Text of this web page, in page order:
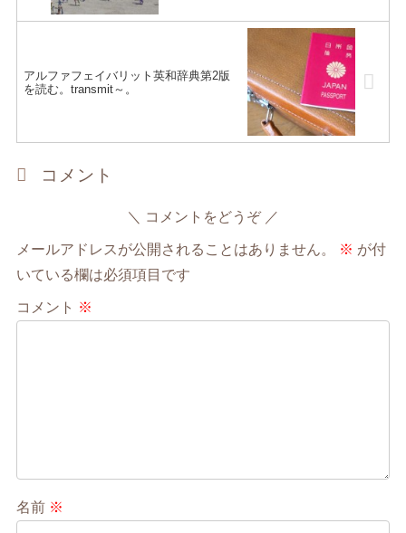
アルファフェイバリット英和辞典第2版
を読む。transmit～。
コメント
コメントをどうぞ
メールアドレスが公開されることはありません。 ※ が付
いている欄は必須項目です
コメント ※
名前 ※